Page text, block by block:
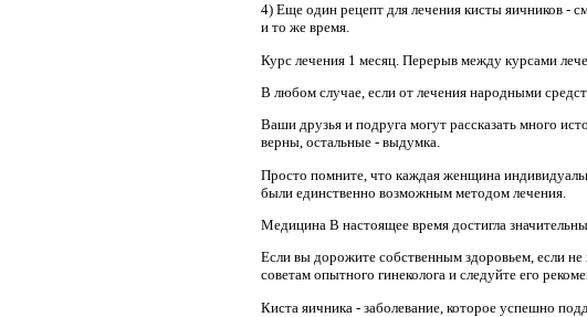
4) Еще один рецепт для лечения кисты яичников -
и то же время.
Курс лечения 1 месяц. Перерыв между курсами
В любом случае, если от лечения народными
Ваши друзья и подруга могут рассказать много
верны, остальные - выдумка.
Просто помните, что каждая женщина
были единственно возможным методом лечения.
Медицина В настоящее время достигла
Если вы дорожите собственным здоровьем, если
советам опытного гинеколога и следуйте его
Киста яичника - заболевание, которое успешно